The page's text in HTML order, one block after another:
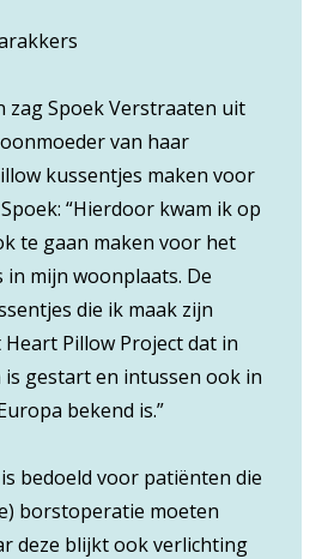
zag Spoek Verstraaten uit
van haar
kussentjes maken voor
“Hierdoor kwam ik op
te gaan maken voor het
in mijn woonplaats. De
die ik maak zijn
Pillow Project dat in
is gestart en intussen ook in
bekend is.”
bedoeld voor patiënten die
borstoperatie moeten
deze blijkt ook verlichting